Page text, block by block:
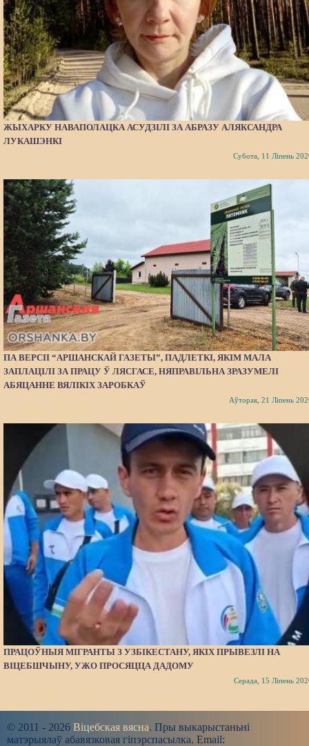
ЖЫХАРКУ НАВАПОЛАЦКА АСУДЗІЛІ ЗА АБРАЗУ АЛЯКСАНДРА
ЛУКАШЭНКІ
Субота, 11 Ліпень
ПА ВЕРСІІ “АРШАНСКАЙ ГАЗЕТЫ”, ПАДЛЕТКІ, ЯКІМ МАЛА
ЗАПЛАЦІЛІ ЗА ПРАЦУ Ў ЛЯСГАСЕ, НЯПРАВІЛЬНА ЗРАЗУМЕЛІ
АБЯЦАННЕ ВЯЛІКІХ ЗАРОБКАЎ
Аўторак, 21 Ліпень
ПРАЦОЎНЫЯ МІГРАНТЫ З УЗБІКЕСТАНУ, ЯКІХ ПРЫВЕЗЛІ НА
ВІЦЕБШЧЫНУ, УЖО ПРОСЯЦЦА ДАДОМУ
Серада, 15 Ліпень
© 2011 - 2026 Віцебская вясна. Пры выкарыстаньні
матэрыялаў абавязковая гіпэрспасылка. Email: